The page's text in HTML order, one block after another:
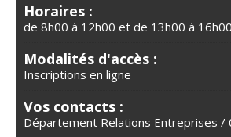
Horaires :
de 8h00 à 12h00 et de 13h00 à 16h00
Modalités d'accès :
Inscriptions en ligne
Vos contacts :
Département Relations Entreprises /